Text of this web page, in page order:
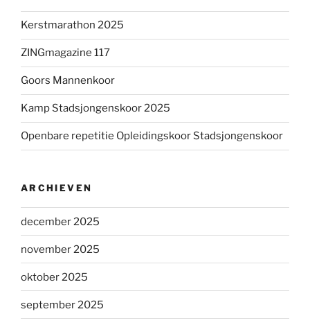
Kerstmarathon 2025
ZINGmagazine 117
Goors Mannenkoor
Kamp Stadsjongenskoor 2025
Openbare repetitie Opleidingskoor Stadsjongenskoor
ARCHIEVEN
december 2025
november 2025
oktober 2025
september 2025